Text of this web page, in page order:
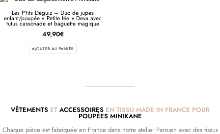
Les P’tits Déguiz – Duo de jupes
enfant/poupée « Petite fée » Deva avec
tutus cassonade et baguette magique
49,90€
AJOUTER AU PANIER
VÊTEMENTSET ACCESSOIRESEN TISSU MADE IN FRANCE POUR
POUPÉES MINIKANE
Chaque pièce est fabriquée en France dans notre atelier Parisien avec des tissus